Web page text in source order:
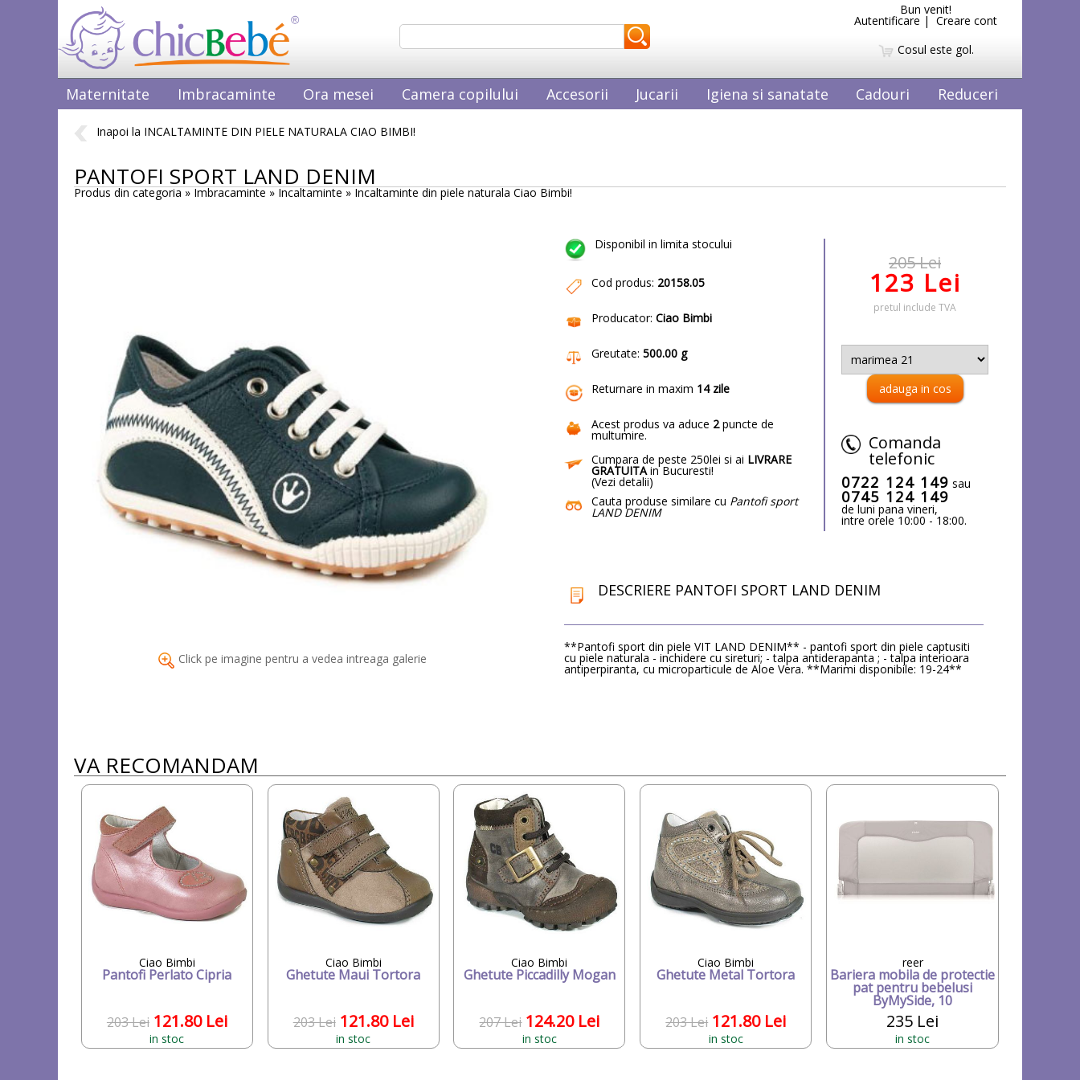
Bun venit!
Autentificare | Creare cont
Cosul este gol.
Maternitate Imbracaminte Ora mesei Camera copilului Accesorii Jucarii Igiena si sanatate Cadouri Reduceri
Inapoi la INCALTAMINTE DIN PIELE NATURALA CIAO BIMBI!
PANTOFI SPORT LAND DENIM
Produs din categoria » Imbracaminte » Incaltaminte »Incaltaminte din piele naturala Ciao Bimbi!
Click pe imagine pentru a vedea intreaga galerie
Disponibil in limita stocului
Cod produs: 20158.05
Producator: Ciao Bimbi
Greutate: 500.00 g
Returnare in maxim 14 zile
Acest produs va aduce 2puncte de
multumire.
Cumpara de peste 250lei si ai LIVRARE
GRATUITA in Bucuresti!
(Vezi detalii)
Cauta produse similare cu Pantofi sport
LAND DENIM
205 Lei
123 Lei
pretul include TVA
Comanda
telefonic
0722 124 149 sau
0745 124 149
de luni pana vineri,
intre orele 10:00 - 18:00.
DESCRIERE PANTOFI SPORT LAND DENIM
**Pantofi sport din piele VIT LAND DENIM** - pantofi sport din piele captusiti
cu piele naturala - inchidere cu sireturi; - talpa antiderapanta ; - talpa interioara
antiperpiranta, cu microparticule de Aloe Vera. **Marimi disponibile: 19-24**
VA RECOMANDAM
Ciao Bimbi
Pantofi Perlato Cipria
203 Lei 121.80 Lei
in stoc
Ciao Bimbi
Ghetute Maui Tortora
203 Lei 121.80 Lei
in stoc
Ciao Bimbi
Ghetute Piccadilly Mogan
207 Lei 124.20 Lei
in stoc
Ciao Bimbi
Ghetute Metal Tortora
203 Lei 121.80 Lei
in stoc
reer
Bariera mobila de protectie
pat pentru bebelusi
ByMySide, 10
235 Lei
in stoc